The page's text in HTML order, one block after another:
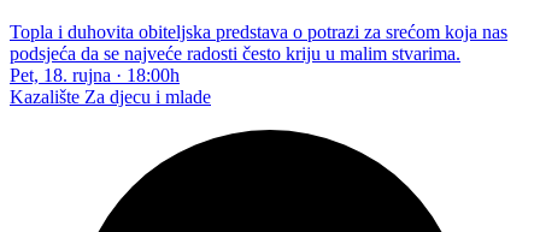
Topla i duhovita obiteljska predstava o potrazi za srećom koja nas
podsjeća da se najveće radosti često kriju u malim stvarima.
Pet, 18. rujna · 18:00h
Kazalište Za djecu i mlade